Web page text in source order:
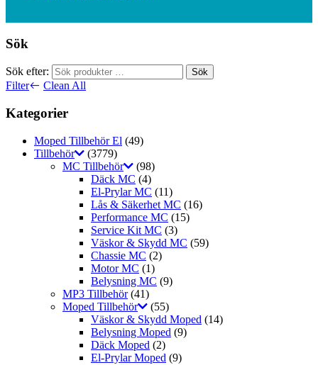
Sök
Sök efter: Sök
Filter Clean All
Kategorier
Moped Tillbehör El (49)
Tillbehör
(3779)
MC Tillbehör
(98)
Däck MC (4)
El-Prylar MC (11)
Lås & Säkerhet MC (16)
Performance MC (15)
Service Kit MC (3)
Väskor & Skydd MC (59)
Chassie MC (2)
Motor MC (1)
Belysning MC (9)
MP3 Tillbehör (41)
Moped Tillbehör
(55)
Väskor & Skydd Moped (14)
Belysning Moped (9)
Däck Moped (2)
El-Prylar Moped (9)